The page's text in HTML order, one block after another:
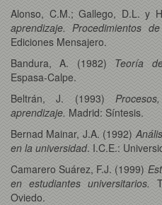
Alonso, C.M.; Gallego, D.L. y
aprendizaje. Procedimientos
Ediciones Mensajero.
Bandura, A. (1982) Teoría
Espasa-Calpe.
Beltrán, J. (1993)
aprendizaje. Madrid: Síntesis.
Bernad Mainar, J.A. (1992)
en la universidad. I.C.E.:
Camarero Suárez, F.J. (1999)
en estudiantes universitarios.
Oviedo.